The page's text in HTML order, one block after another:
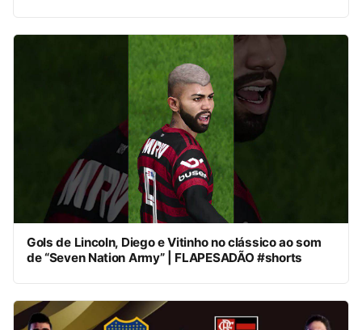
Gols de Lincoln, Diego e Vitinho no clássico ao som
de “Seven Nation Army” | FLAPESADÃO #shorts